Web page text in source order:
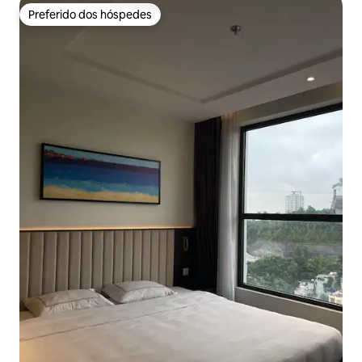
Preferido dos hóspedes
Preferido dos hóspedes